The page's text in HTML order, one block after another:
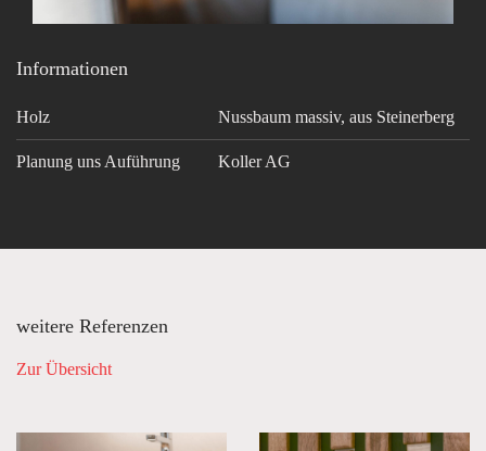
Informationen
Holz Nussbaum massiv, aus Steinerberg
Planung uns Auführung Koller AG
weitere Referenzen
Zur Übersicht